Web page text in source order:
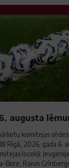
augusta
komitejas
Rīgā, 2026. gada 6.
locekļi: Jevgenija
Bore, Raivis